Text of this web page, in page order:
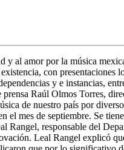
al amor por la música
con
y e instancias,
Raúl Olmos Torres,
de nuestro país por
el mes de septiembre. Se
Rangel, responsable del
Leal Rangel explicó